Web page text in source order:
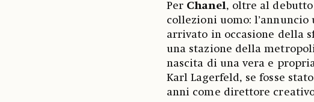
Per Chanel, oltre al
collezioni uomo: l’annuncio
arrivato in occasione della
una stazione della
nascita di una vera e
Karl Lagerfeld, se fosse
anni come direttore